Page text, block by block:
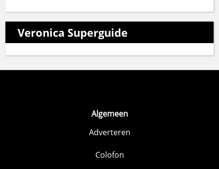
Veronica Superguide
Algemeen
Adverteren
Colofon